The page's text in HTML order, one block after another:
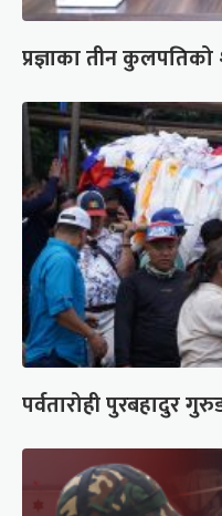
प्रज्ञाका तीन
पर्वतारोही पुरबहादुर